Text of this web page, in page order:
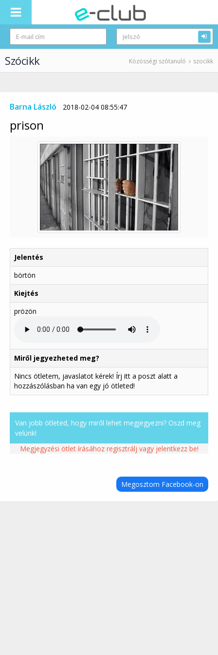
Szócikk Közösségi szótanuló szocikk
Barna László 2018-02-04 08:55:47
prison
Jelentés
börtön
Kiejtés
prözön
Miről jegyezheted meg?
Nincs ötletem, javaslatot kérek! Írj itt a poszt alatt a
hozzászólásban ha van egy jó ötleted!
Van jobb ötleted, hogy miről lehet megjegyezni? Oszd meg
velünk!
Megjegyzési ötlet írásához regisztrálj vagy jelentkezz be!
Megosztom Facebook-on